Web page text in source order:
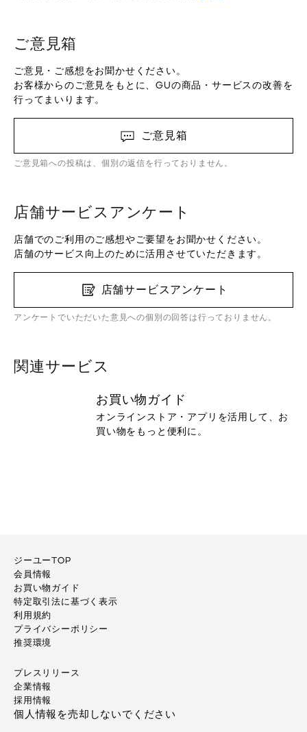
ご意見箱
ご意見・ご感想をお聞かせください。
お客様からのご意見をもとに、GUの商品・サービスの改善を
行ってまいります。
ご意見箱
ご意見箱への投稿は、個別の返信を行っておりません。
店舗サービスアンケート
店舗でのご利用のご感想やご要望をお聞かせください。
店舗のサービス向上のために活用させていただきます。
店舗サービスアンケート
アンケートでいただいた意見への個別の回答は行っておりません。
関連サービス
お買い物ガイド
オンラインストア・アプリを活用して、お
買い物をもっと便利に。
ジーユーTOP
会員情報
お買い物ガイド
特定取引法に基づく表示
利用規約
プライバシーポリシー
推奨環境
プレスリリース
企業情報
採用情報
個人情報を売却しないでください